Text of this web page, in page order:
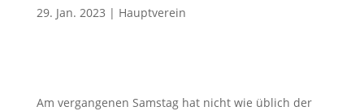
29. Jan. 2023 | Hauptverein
Am vergangenen Samstag hat nicht wie üblich der